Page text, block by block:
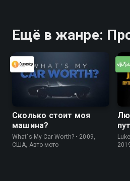
Ещё в жанре:
Сколько стоит моя
машина?
What's My Car Worth? • 2009,
США, Авто-мото